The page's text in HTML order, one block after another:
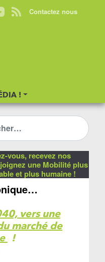
!
Contactez nous
vous, recevez nos
une Mobilité plus
et plus humaine !
vers une
marché de
!